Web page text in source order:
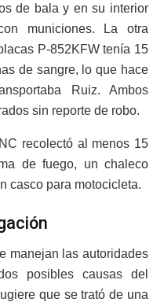
de bala y en su interior
municiones. La otra
P-852KFW tenía 15
de sangre, lo que hace
Ruiz. Ambos
sin reporte de robo.
recolectó al menos 15
de fuego, un chaleco
casco para motocicleta.
manejan las autoridades
posibles causas del
que se trató de una